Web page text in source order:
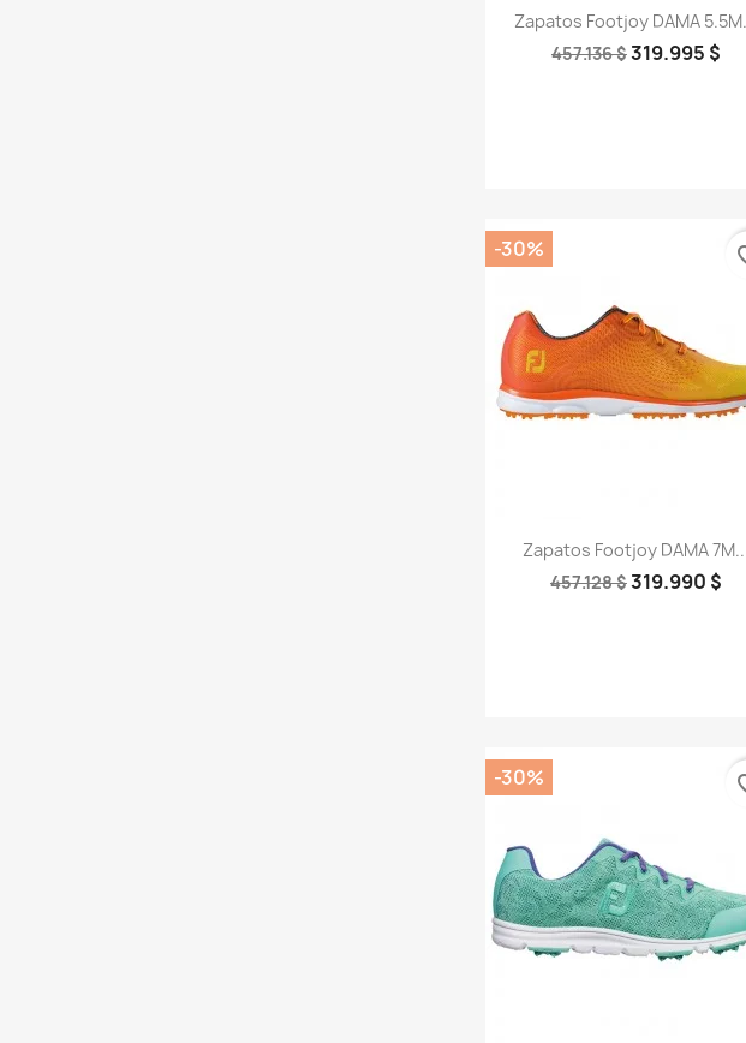
Vista rápida
Zapatos Footjoy DAMA
457.136 $319.995 $
 Vista rápida
Zapatos Footjoy DAMA
457.128 $319.990 $
-30%
-30%